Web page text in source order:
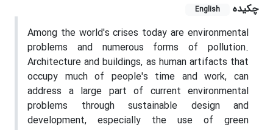
چکیده
English
Among the world's crises today are environmental
problems and numerous forms of pollution.
Architecture and buildings, as human artifacts that
occupy much of people's time and work, can
address a large part of current environmental
problems through sustainable design and
development, especially the use of green